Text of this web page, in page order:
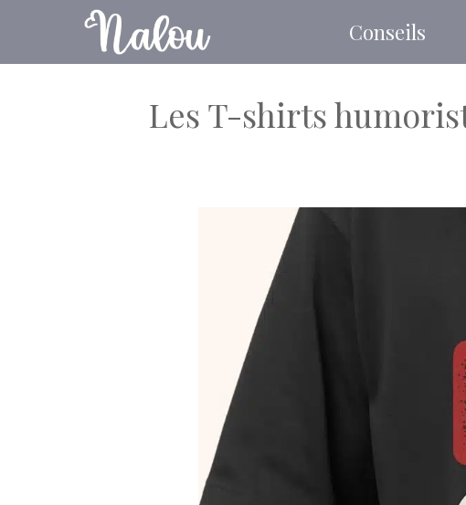
Conseils
Les T-shirts